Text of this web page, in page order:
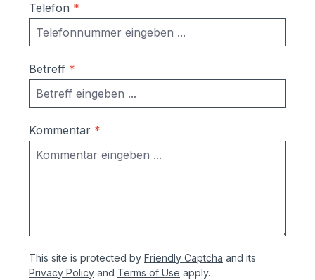
Telefon *
Betreff *
Kommentar *
This site is protected by Friendly Captcha and its
Privacy Policy and Terms of Use apply.